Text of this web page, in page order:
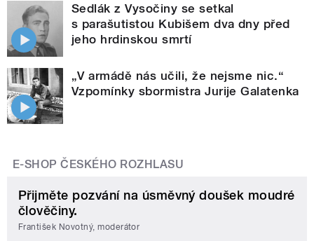
Sedlák z Vysočiny se setkal
s parašutistou Kubišem dva dny před
jeho hrdinskou smrtí
„V armádě nás učili, že nejsme nic.“
Vzpomínky sbormistra Jurije Galatenka
E-SHOP ČESKÉHO ROZHLASU
Přijměte pozvání na úsměvný doušek moudré
člověčiny.
František Novotný, moderátor